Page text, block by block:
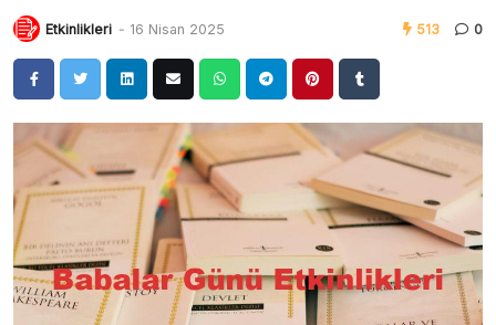
Etkinlikleri - 16 Nisan 2025 513 0